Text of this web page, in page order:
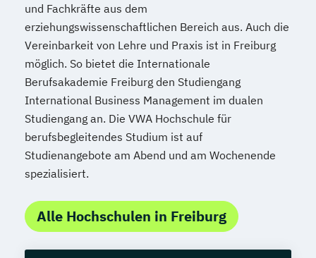
und Fachkräfte aus dem
erziehungswissenschaftlichen Bereich aus. Auch die
Vereinbarkeit von Lehre und Praxis ist in Freiburg
möglich. So bietet die Internationale
Berufsakademie Freiburg den Studiengang
International Business Management im dualen
Studiengang an. Die VWA Hochschule für
berufsbegleitendes Studium ist auf
Studienangebote am Abend und am Wochenende
spezialisiert.
Alle Hochschulen in Freiburg